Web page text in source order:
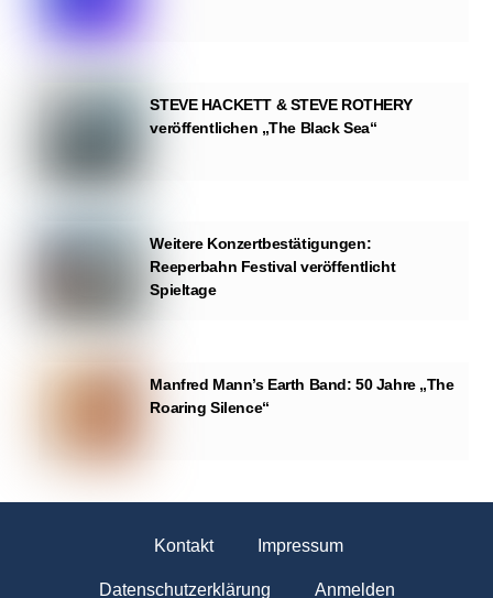
STEVE HACKETT & STEVE ROTHERY
veröffentlichen „The Black Sea“
Weitere Konzertbestätigungen:
Reeperbahn Festival veröffentlicht
Spieltage
Manfred Mann’s Earth Band: 50 Jahre „The
Roaring Silence“
Kontakt Impressum
Datenschutzerklärung Anmelden